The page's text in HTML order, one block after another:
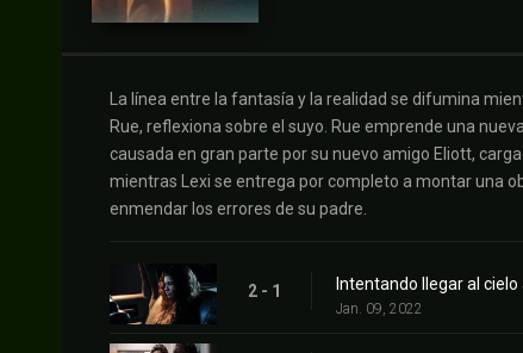
La línea entre la fantasía y la realidad se difumina
Rue, reflexiona sobre el suyo. Rue emprende una
causada en gran parte por su nuevo amigo Eliott,
mientras Lexi se entrega por completo a montar una
enmendar los errores de su padre.
2 - 1 Intentando llegar al
Jan. 09, 2022